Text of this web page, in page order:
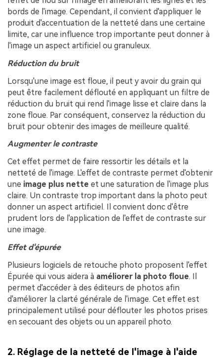
bords de l'image. Cependant, il convient d'appliquer le
produit d'accentuation de la netteté dans une certaine
limite, car une influence trop importante peut donner à
l'image un aspect artificiel ou granuleux.
Réduction du bruit
Lorsqu'une image est floue, il peut y avoir du grain qui
peut être facilement déflouté en appliquant un filtre de
réduction du bruit qui rend l'image lisse et claire dans la
zone floue. Par conséquent, conservez la réduction du
bruit pour obtenir des images de meilleure qualité.
Augmenter le contraste
Cet effet permet de faire ressortir les détails et la
netteté de l'image. L'effet de contraste permet d'obtenir
une image plus nette et une saturation de l'image plus
claire. Un contraste trop important dans la photo peut
donner un aspect artificiel. Il convient donc d'être
prudent lors de l'application de l'effet de contraste sur
une image.
Effet d'épurée
Plusieurs logiciels de retouche photo proposent l'effet
Épurée qui vous aidera à améliorer la photo floue. Il
permet d'accéder à des éditeurs de photos afin
d'améliorer la clarté générale de l'image. Cet effet est
principalement utilisé pour déflouter les photos prises
en secouant des objets ou un appareil photo.
2. Réglage de la netteté de l'image à l'aide